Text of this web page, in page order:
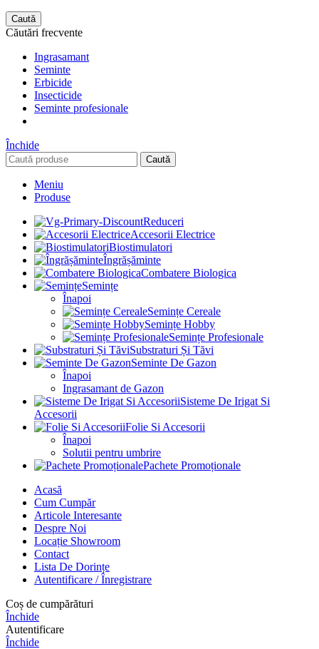
Caută
Căutări frecvente
Ingrasamant
Seminte
Erbicide
Insecticide
Seminte profesionale
Închide
Caută
Meniu
Produse
Reduceri
Accesorii Electrice
Biostimulatori
Îngrășăminte
Combatere Biologica
Semințe
Înapoi
Semințe Cereale
Semințe Hobby
Semințe Profesionale
Substraturi Și Tăvi
Seminte De Gazon
Înapoi
Ingrasamant de Gazon
Sisteme De Irigat Si
Accesorii
Folie Si Accesorii
Înapoi
Solutii pentru umbrire
Pachete Promoționale
Acasă
Cum Cumpăr
Articole Interesante
Despre Noi
Locație Showroom
Contact
Lista De Dorințe
Autentificare / Înregistrare
Coș de cumpărături
Închide
Autentificare
Închide